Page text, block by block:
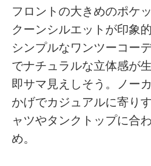
フロントの大きめのポケ
クーンシルエットが印象
シンプルなワンツーコー
でナチュラルな立体感が
即サマ見えしそう。ノー
かげでカジュアルに寄り
ャツやタンクトップに合
め。